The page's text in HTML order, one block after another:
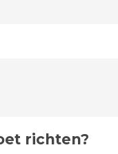
richten?